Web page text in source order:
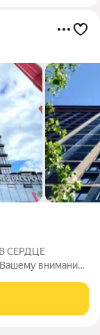
СЕРДЦЕ
вниманию
Property